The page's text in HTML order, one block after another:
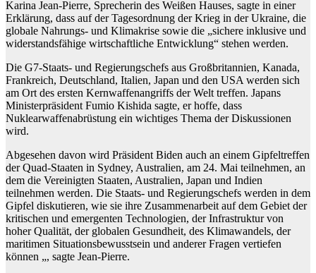
Karina Jean-Pierre, Sprecherin des Weißen Hauses, sagte in einer
Erklärung, dass auf der Tagesordnung der Krieg in der Ukraine, die
globale Nahrungs- und Klimakrise sowie die „sichere inklusive und
widerstandsfähige wirtschaftliche Entwicklung“ stehen werden.
Die G7-Staats- und Regierungschefs aus Großbritannien, Kanada,
Frankreich, Deutschland, Italien, Japan und den USA werden sich
am Ort des ersten Kernwaffenangriffs der Welt treffen. Japans
Ministerpräsident Fumio Kishida sagte, er hoffe, dass
Nuklearwaffenabrüstung ein wichtiges Thema der Diskussionen
wird.
Abgesehen davon wird Präsident Biden auch an einem Gipfeltreffen
der Quad-Staaten in Sydney, Australien, am 24. Mai teilnehmen, an
dem die Vereinigten Staaten, Australien, Japan und Indien
teilnehmen werden. Die Staats- und Regierungschefs werden in dem
Gipfel diskutieren, wie sie ihre Zusammenarbeit auf dem Gebiet der
kritischen und emergenten Technologien, der Infrastruktur von
hoher Qualität, der globalen Gesundheit, des Klimawandels, der
maritimen Situationsbewusstsein und anderer Fragen vertiefen
können „, sagte Jean-Pierre.